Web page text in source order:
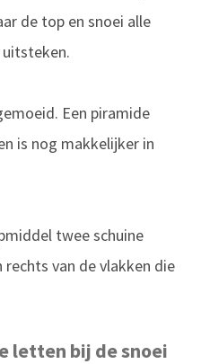
de top en snoei alle
Een piramide
is nog makkelijker in
twee schuine
van de vlakken die
letten bij de snoei